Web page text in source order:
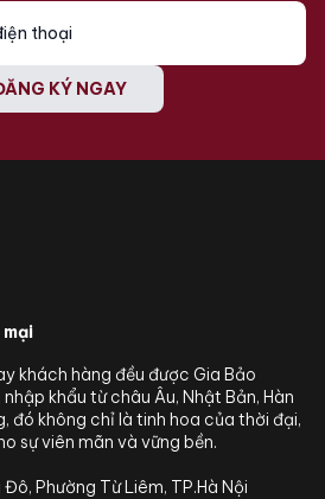
KÝ NGAY
khách hàng đều được Gia Bảo
khẩu từ châu Âu, Nhật Bản, Hàn
đó không chỉ là tinh hoa của thời đại,
sự viên mãn và vững bền.
Đô, Phường Từ Liêm, TP.Hà Nội